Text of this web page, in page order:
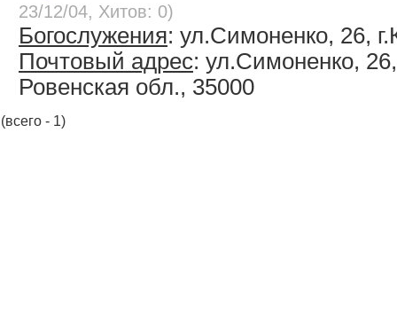
23/12/04, Хитов: 0)
Богослужения: ул.Симоненко, 26,
Почтовый адрес: ул.Симоненко,
Ровенская обл., 35000
(всего - 1)